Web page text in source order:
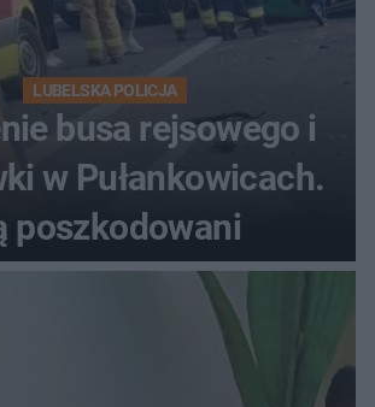
LUBELSKA POLICJA
busa rejsowego i
w Pułankowicach.
poszkodowani